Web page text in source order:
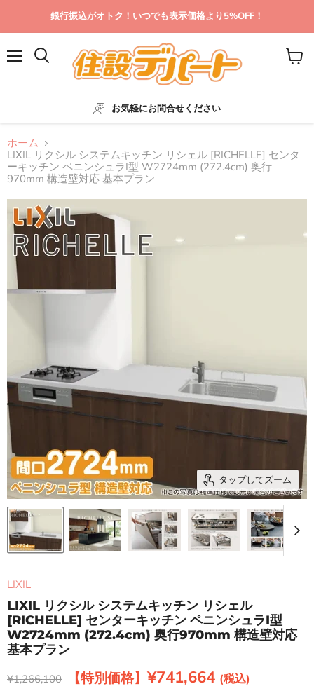
銀行振込がオトク！いつでも表示価格より5%OFF！
お気軽にお問合せください
カ
ト
ホーム
LIXIL リクシル システムキッチン リシェル [RICHELLE] センタ
ーキッチン ペニンシュラI型 W2724mm (272.4cm) 奥行
970mm 構造壁対応 基本プラン
タップしてズーム
LIXIL
LIXIL リクシル システムキッチン リシェル
[RICHELLE] センターキッチン ペニンシュラI型
W2724mm (272.4cm) 奥行970mm 構造壁対応
基本プラン
元の価格
¥1,266,100 現在の価格
¥741,664